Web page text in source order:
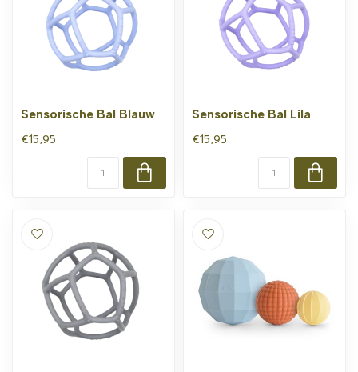
Sensorische Bal Blauw
€15,95
Sensorische Bal Lila
€15,95